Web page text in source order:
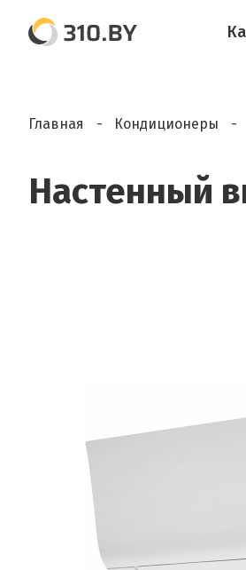
Главная Кондиционеры
Настенный